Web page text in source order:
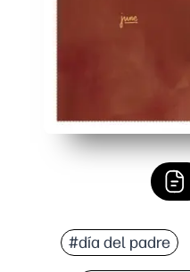
#día del padre